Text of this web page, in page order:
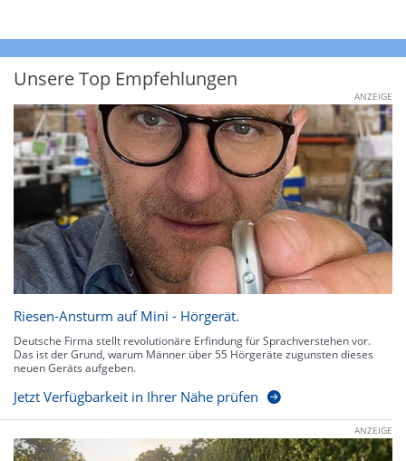
Unsere Top Empfehlungen
ANZEIGE
Riesen-Ansturm auf Mini - Hörgerät.
Deutsche Firma stellt revolutionäre Erfindung für Sprachverstehen vor.
Das ist der Grund, warum Männer über 55 Hörgeräte zugunsten dieses
neuen Geräts aufgeben.
Jetzt Verfügbarkeit in Ihrer Nähe prüfen
ANZEIGE